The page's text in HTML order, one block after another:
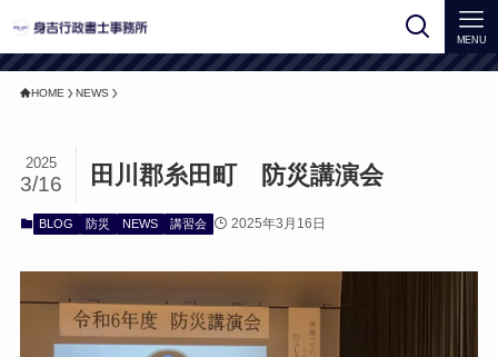
MENU
HOME NEWS
田川郡糸田町 防災講演会
2025
3/16
BLOG 防災 NEWS 講習会 2025年3月16日